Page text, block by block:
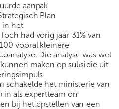
aanpak
Plan
in het
had vorig jaar 31% van
vooral kleinere
Die analyse was wel
maken op subsidie uit
schakelde het ministerie van
in als expertteam om
bij het opstellen van een